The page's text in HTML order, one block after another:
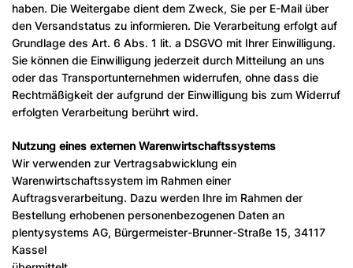
haben. Die Weitergabe dient dem Zweck, Sie per E-Mail über
den Versandstatus zu informieren. Die Verarbeitung erfolgt auf
Grundlage des Art. 6 Abs. 1 lit. a DSGVO mit Ihrer Einwilligung.
Sie können die Einwilligung jederzeit durch Mitteilung an uns
oder das Transportunternehmen widerrufen, ohne dass die
Rechtmäßigkeit der aufgrund der Einwilligung bis zum Widerruf
erfolgten Verarbeitung berührt wird.
Nutzung eines externen Warenwirtschaftssystems
Wir verwenden zur Vertragsabwicklung ein
Warenwirtschaftssystem im Rahmen einer
Auftragsverarbeitung. Dazu werden Ihre im Rahmen der
Bestellung erhobenen personenbezogenen Daten an
plentysystems AG, Bürgermeister-Brunner-Straße 15, 34117
Kassel